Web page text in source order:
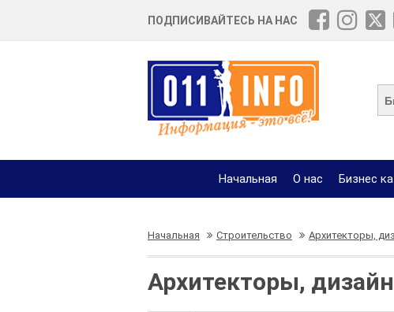
ПОДПИСИВАЙТЕСЬ НА НАС
Начальная О нас Бизнес
Начальная Строительство Архитекторы,
Архитекторы,